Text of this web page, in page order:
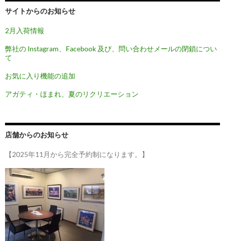
ョ
ン
サイトからのお知らせ
2月入荷情報
弊社の Instagram、Facebook 及び、問い合わせメールの閉鎖につい
て
お気に入り機能の追加
アガティ・ほまれ、夏のリクリエーション
店舗からのお知らせ
【2025年11月から完全予約制になります。】